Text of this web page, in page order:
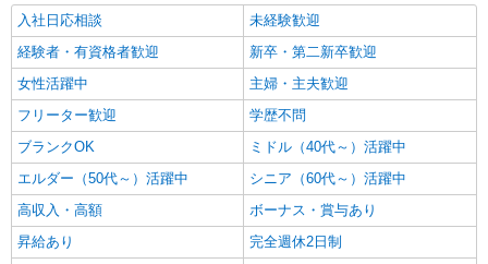
※上記金額に消費税を加えた金額をお支払いいた
します ※交通費・電話代は弊社負担。その他、支
援内容により細則あり。
詳細を見る
業務委託
SOMPOヘルスサポート株式会社 全支援対応コース
保健師・管理栄養士 特定保健指導
報酬：出来高制 報酬額（消費税抜き）： ・事
業所一括面談(対面) 1日：10,000円〜14,716円 ・
個別訪問(対面) 1件：4,286円〜5,239円 ・遠隔面
談 1件：1,500〜1,691円 ・電話支援 1件：
1,000円〜1,429円 ・ICTメール支援 1件：500円
※上記金額に消費税を加えた金額をお支払いいた
します ※交通費・電話代は弊社負担。その他、支
【活動エリア】茨城県守谷市及びその周辺
詳細を見る
入社日応相談
未経験歓迎
経験者・有資格者歓迎
新卒・第二新卒歓迎
女性活躍中
主婦・主夫歓迎
フリーター歓迎
学歴不問
ブランクOK
ミドル（40代～）活躍中
エルダー（50代～）活躍中
シニア（60代～）活躍中
高収入・高額
ボーナス・賞与あり
昇給あり
完全週休2日制